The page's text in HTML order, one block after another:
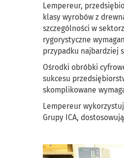
Lempereur,
klasy wyrobów z
szczególności w
rygorystyczne
przypadku najbardziej
Ośrodki obróbki
sukcesu
skomplikowane
Lempereur
Grupy ICA,